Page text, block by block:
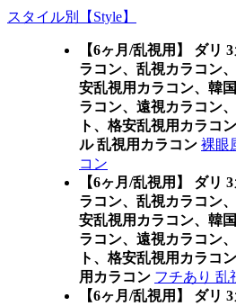
スタイル別【Style】
【6ヶ月/乱視用】 ダリ
ラコン、乱視カラコン
安乱視用カラコン、韓
ラコン、遠視カラコン
ト、格安乱視用カラコ
ル 乱視用カラコン 裸眼
コン
【6ヶ月/乱視用】 ダリ
ラコン、乱視カラコン
安乱視用カラコン、韓
ラコン、遠視カラコン
ト、格安乱視用カラコ
用カラコン フチあり 乱
【6ヶ月/乱視用】 ダリ